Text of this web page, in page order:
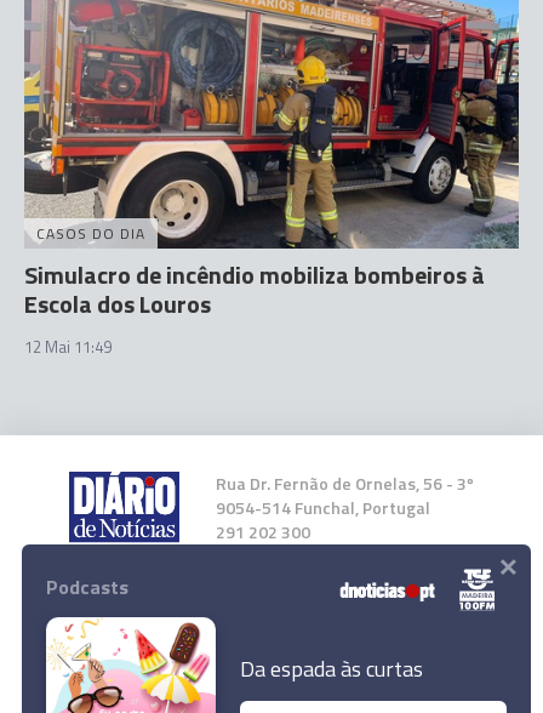
CASOS DO DIA
Simulacro de incêndio mobiliza bombeiros à
Escola dos Louros
12 Mai 11:49
Rua Dr. Fernão de Ornelas, 56 - 3º
9054-514 Funchal, Portugal
291 202 300
Instale a nossa App
Podcasts
Da espada às curtas
×